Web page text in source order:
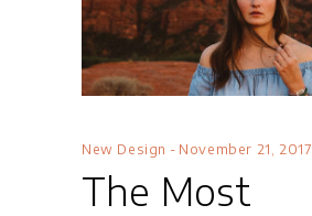
New Design November 21, 2017
The Most